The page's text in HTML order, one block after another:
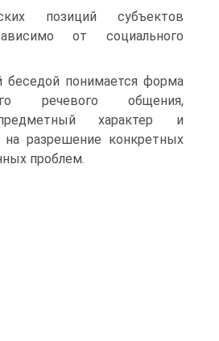
позиций субъектов
от социального
беседой понимается форма
речевого общения,
характер и
на разрешение конкретных
проблем.